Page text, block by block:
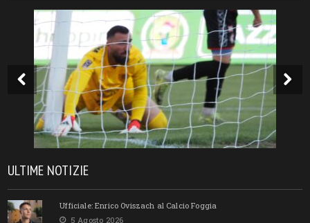
ULTIME NOTIZIE
Ufficiale: Enrico Oviszach al Calcio Foggia
5 Agosto 2026